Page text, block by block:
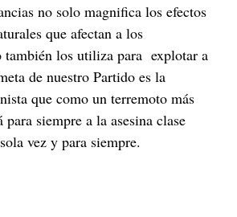
no solo magnifica los efectos
que afectan a los
también los utiliza para explotar a
de nuestro Partido es la
que como un terremoto más
para siempre a la asesina clase
vez y para siempre.